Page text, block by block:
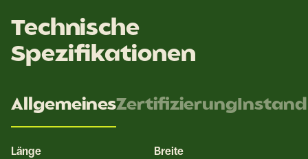
Technische
Spezifikationen
AllgemeinesZertifizierung
Länge
Breite